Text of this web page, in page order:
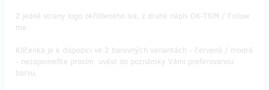
Z jedné strany logo okřídleného lva, z druhé nápis OK-TGM / Follow
me.
Klíčenka je k dispozici ve 2 barevných variantách - červená / modrá
- nezapomeňte prosím uvést do poznámky Vámi preferovanou
barvu.